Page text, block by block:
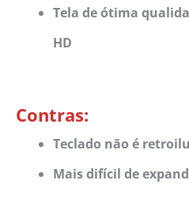
Tela de ótima
HD
Contras:
Teclado não é
Mais difícil de